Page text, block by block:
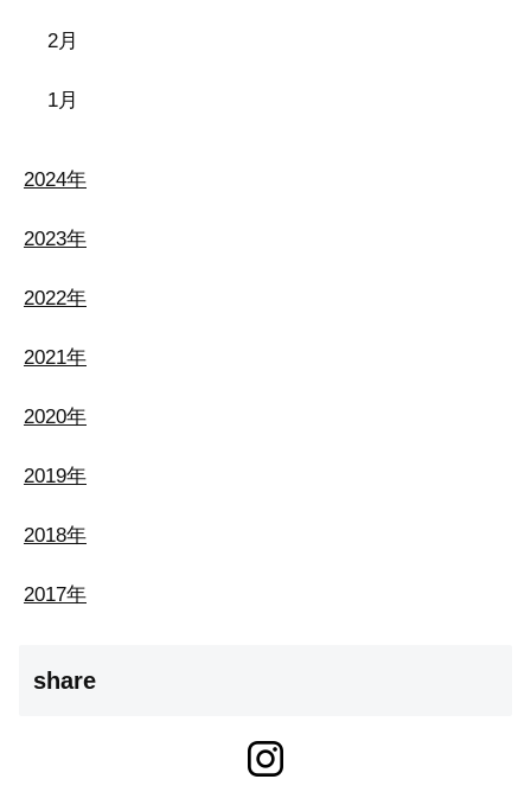
2月
1月
2024年
2023年
2022年
2021年
2020年
2019年
2018年
2017年
share